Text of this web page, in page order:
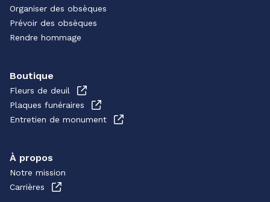
Organiser des obsèques
Prévoir des obsèques
Rendre hommage
Boutique
Fleurs de deuil
Plaques funéraires
Entretien de monument
À propos
Notre mission
Carrières